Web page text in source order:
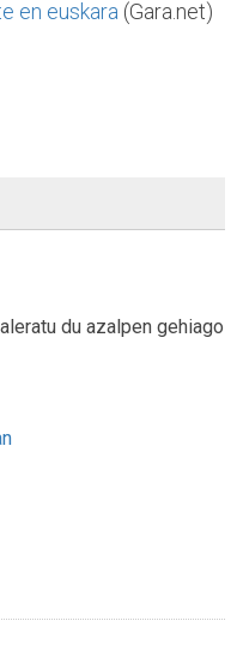
en euskara (Gara.net)
du azalpen gehiago